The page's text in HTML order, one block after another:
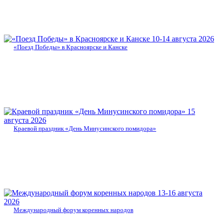
10-14 августа 2026
«Поезд Победы» в Красноярске и Канске
15
августа 2026
Краевой праздник «День Минусинского помидора»
13-16 августа
2026
Международный форум коренных народов